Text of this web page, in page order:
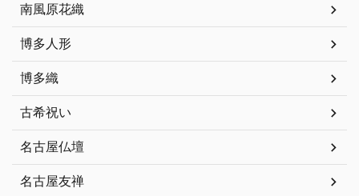
南風原花織
博多人形
博多織
古希祝い
名古屋仏壇
名古屋友禅